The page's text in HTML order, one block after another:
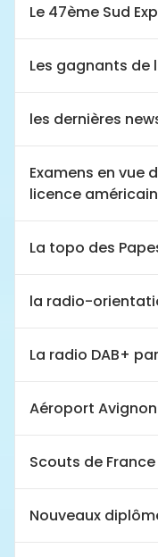
Le 47ème Sud
Les gagnants de
les dernières
Examens en vue
licence
La topo des
la radio-
La radio DAB+ par
Aéroport
Scouts de France
Nouveaux